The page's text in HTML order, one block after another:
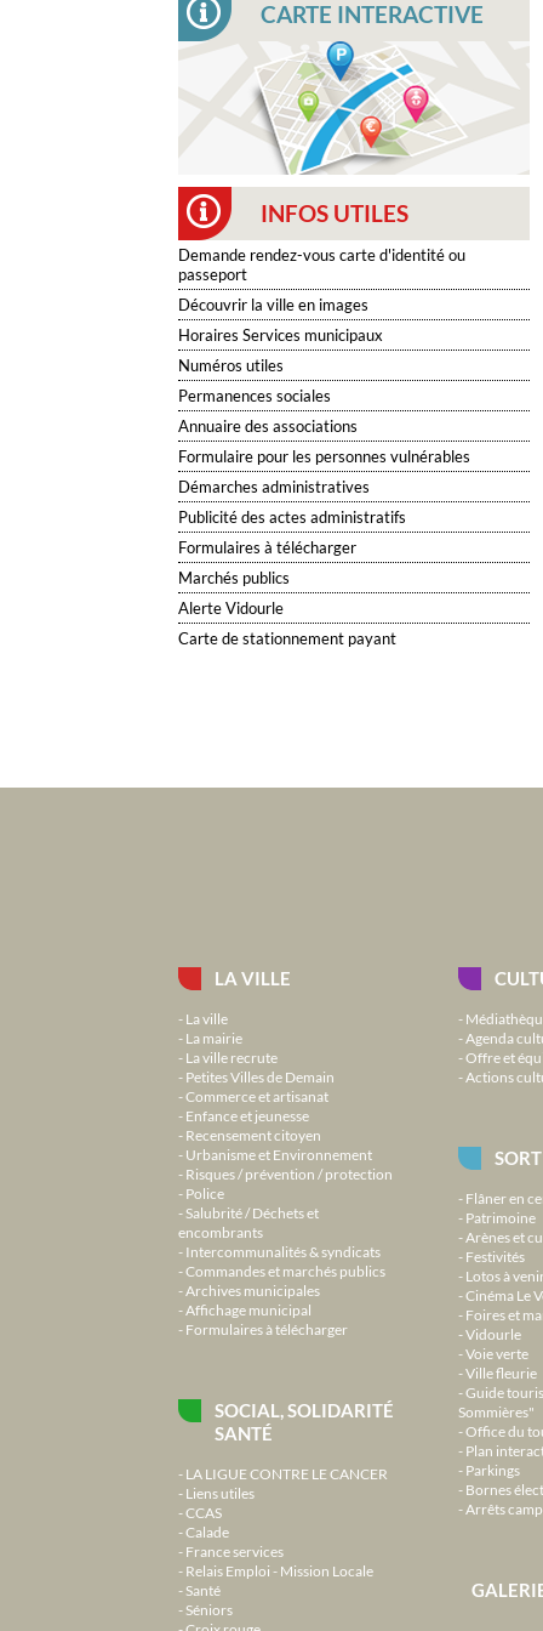
CARTE INTERACTIVE
INFOS UTILES
Demande rendez-vous carte d'identité ou
passeport
Découvrir la ville en images
Horaires Services municipaux
Numéros utiles
Permanences sociales
Annuaire des associations
Formulaire pour les personnes vulnérables
Démarches administratives
Publicité des actes administratifs
Formulaires à télécharger
Marchés publics
Alerte Vidourle
Carte de stationnement payant
LA VILLE
La ville
La mairie
La ville recrute
Petites Villes de Demain
Commerce et artisanat
Enfance et jeunesse
Recensement citoyen
Urbanisme et Environnement
Risques / prévention / protection
Police
Salubrité / Déchets et
encombrants
Intercommunalités & syndicats
Commandes et marchés publics
Archives municipales
Affichage municipal
Formulaires à télécharger
SOCIAL, SOLIDARITÉ
SANTÉ
LA LIGUE CONTRE LE CANCER
Liens utiles
CCAS
Calade
France services
Relais Emploi - Mission Locale
Santé
Séniors
Agenda
Offre et
Actions
Flâner en
Patrimoine
Arènes et
Festivités
Lotos à
Cinéma Le
Foires et
Vidourle
Voie verte
Ville fleurie
Guide
Sommières"
Office du
Plan
Parkings
Bornes
Arrêts